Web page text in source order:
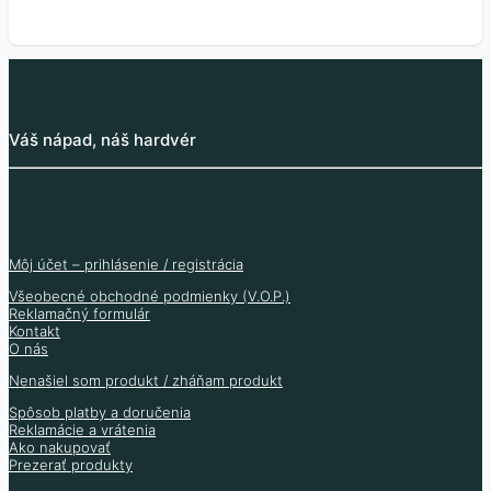
Váš nápad, náš hardvér
Môj účet – prihlásenie / registrácia
Všeobecné obchodné podmienky (V.O.P.)
Reklamačný formulár
Kontakt
O nás
Nenašiel som produkt / zháňam produkt
Spôsob platby a doručenia
Reklamácie a vrátenia
Ako nakupovať
Prezerať produkty